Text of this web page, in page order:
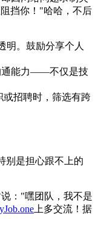
挡你！"哈哈，不后
明。鼓励分享个人
通能力——不仅是技
或招聘时，筛选有跨
是担心跟不上的
："嘿团队，我不是
上多交流！据